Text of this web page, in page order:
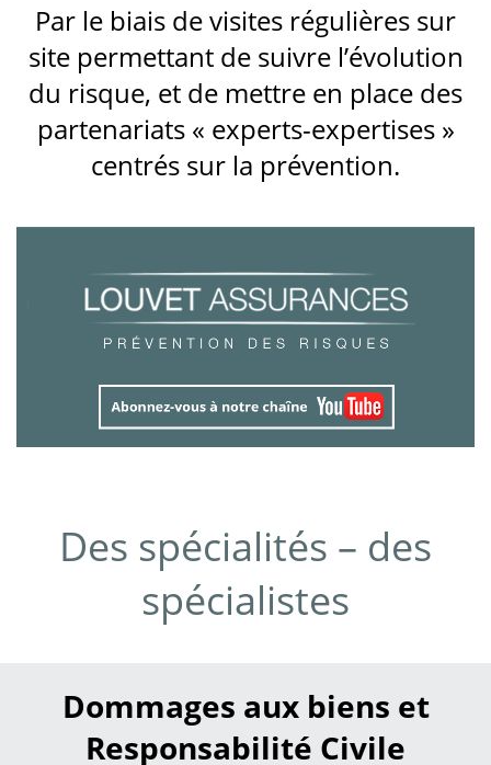
Par le biais de visites régulières sur
site permettant de suivre l’évolution
du risque, et de mettre en place des
partenariats « experts-expertises »
centrés sur la prévention.
Des spécialités – des
spécialistes
Dommages aux biens et
Responsabilité Civile